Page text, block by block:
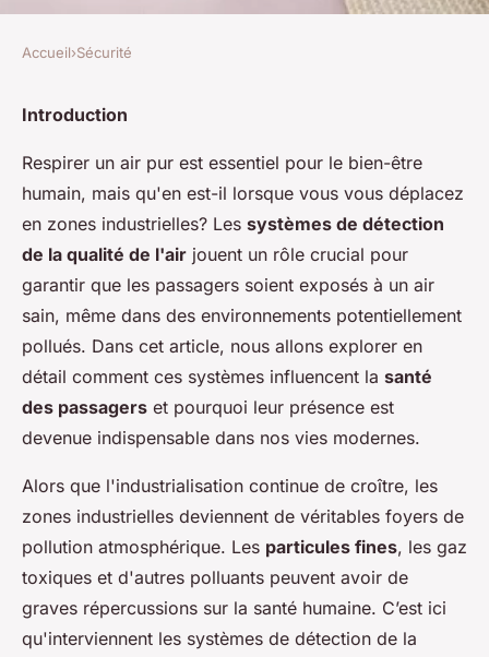
Comment les systèmes de
détection de la qualité de l'air
extérieur influencent-ils la
santé des passagers en zones
industrielles?
Tiago •30 mai 2024 •9 min de lecture
Accueil›Sécurité
Introduction
Respirer un air pur est essentiel pour le bien-être
humain, mais qu'en est-il lorsque vous vous déplacez
en zones industrielles? Les systèmes de détection
de la qualité de l'air jouent un rôle crucial pour
garantir que les passagers soient exposés à un air
sain, même dans des environnements potentiellement
pollués. Dans cet article, nous allons explorer en
détail comment ces systèmes influencent la santé
des passagers et pourquoi leur présence est
devenue indispensable dans nos vies modernes.
Alors que l'industrialisation continue de croître, les
zones industrielles deviennent de véritables foyers de
pollution atmosphérique. Les particules fines, les gaz
toxiques et d'autres polluants peuvent avoir de
graves répercussions sur la santé humaine. C’est ici
qu'interviennent les systèmes de détection de la